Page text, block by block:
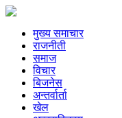
मुख्य समाचार
राजनीती
समाज
विचार
बिजनेस
अन्तर्वार्ता
खेल